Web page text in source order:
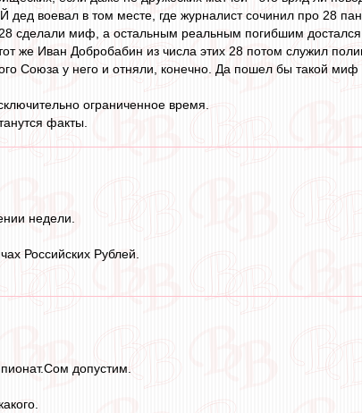
воевал в том месте, где журналист сочинил про 28
сделали миф, а остальным реальным погибшим
же Иван Добробабин из числа этих 28 потом служил
Союза у него и отняли, конечно. Да пошел бы такой миф
ограниченное время.
факты.
недели.
Российских Рублей.
допустим.